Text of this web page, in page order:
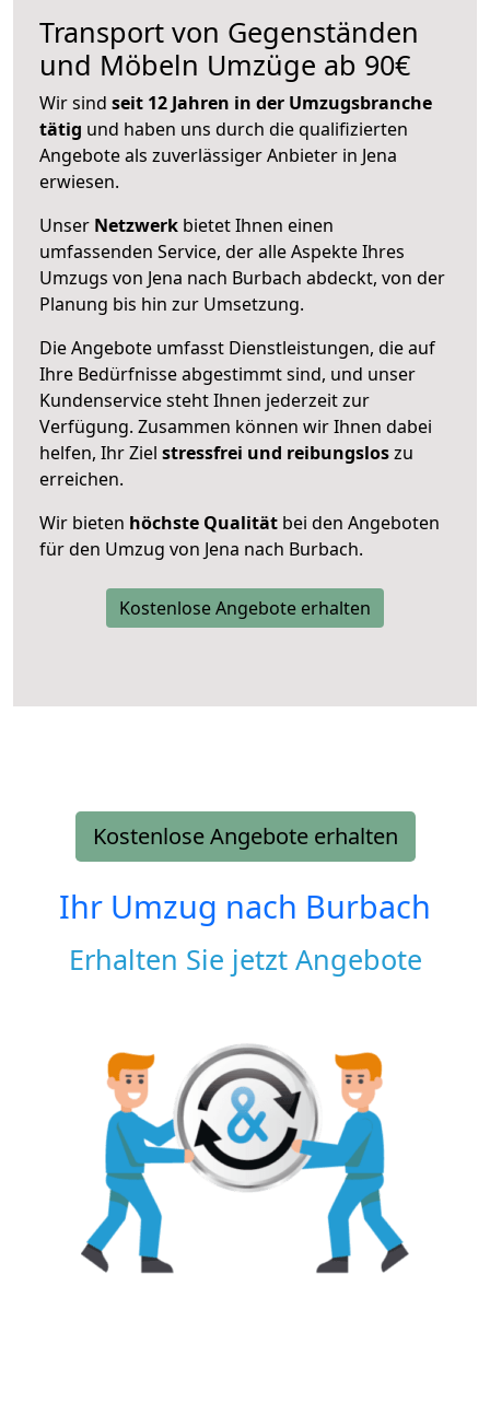
Transport von Gegenständen
und Möbeln Umzüge ab 90€
Wir sind seit 12 Jahren in der Umzugsbranche
tätig und haben uns durch die qualifizierten
Angebote als zuverlässiger Anbieter in Jena
erwiesen.
Unser Netzwerk bietet Ihnen einen
umfassenden Service, der alle Aspekte Ihres
Umzugs von Jena nach Burbach abdeckt, von der
Planung bis hin zur Umsetzung.
Die Angebote umfasst Dienstleistungen, die auf
Ihre Bedürfnisse abgestimmt sind, und unser
Kundenservice steht Ihnen jederzeit zur
Verfügung. Zusammen können wir Ihnen dabei
helfen, Ihr Ziel stressfrei und reibungsloszu
erreichen.
Wir bieten höchste Qualität bei den Angeboten
für den Umzug von Jena nach Burbach.
Kostenlose Angebote erhalten
Kostenlose Angebote erhalten
Ihr Umzug nach Burbach
Erhalten Sie jetzt Angebote